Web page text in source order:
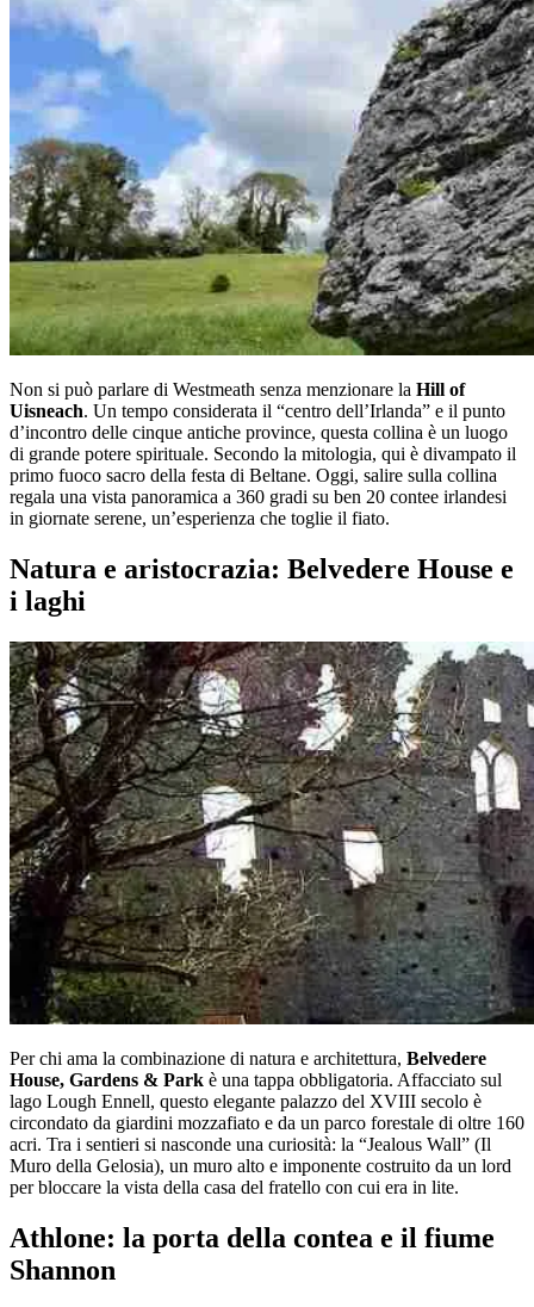
Non si può parlare di Westmeath senza menzionare la Hill of
Uisneach. Un tempo considerata il “centro dell’Irlanda” e il punto
d’incontro delle cinque antiche province, questa collina è un luogo
di grande potere spirituale. Secondo la mitologia, qui è divampato il
primo fuoco sacro della festa di Beltane. Oggi, salire sulla collina
regala una vista panoramica a 360 gradi su ben 20 contee irlandesi
in giornate serene, un’esperienza che toglie il fiato.
Natura e aristocrazia: Belvedere House e
i laghi
Per chi ama la combinazione di natura e architettura, Belvedere
House, Gardens & Park è una tappa obbligatoria. Affacciato sul
lago Lough Ennell, questo elegante palazzo del XVIII secolo è
circondato da giardini mozzafiato e da un parco forestale di oltre 160
acri. Tra i sentieri si nasconde una curiosità: la “Jealous Wall” (Il
Muro della Gelosia), un muro alto e imponente costruito da un lord
per bloccare la vista della casa del fratello con cui era in lite.
Athlone: la porta della contea e il fiume
Shannon